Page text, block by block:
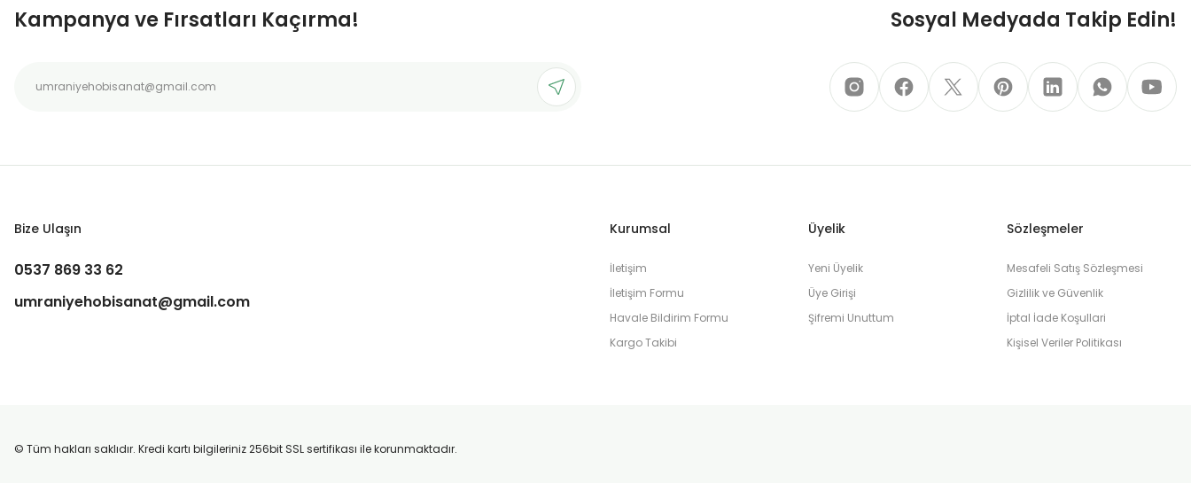
Ürün fiyatı diğer sitelerden daha pahalı.
Kampanya ve Fırsatları Kaçırma! Sosyal Medyada Takip Edin!
Bize Ulaşın
0537 869 33 62
umraniyehobisanat@gmail.com
Kurumsal
İletişim
İletişim Formu
Havale Bildirim Formu
Kargo Takibi
Üyelik
Yeni Üyelik
Üye Girişi
Şifremi Unuttum
Sözleşmeler
Mesafeli Satış Sözleşmesi
Gizlilik ve Güvenlik
İptal İade Koşullari
Kişisel Veriler Politikası
© Tüm hakları saklıdır. Kredi kartı bilgileriniz 256bit SSL sertifikası ile korunmaktadır.